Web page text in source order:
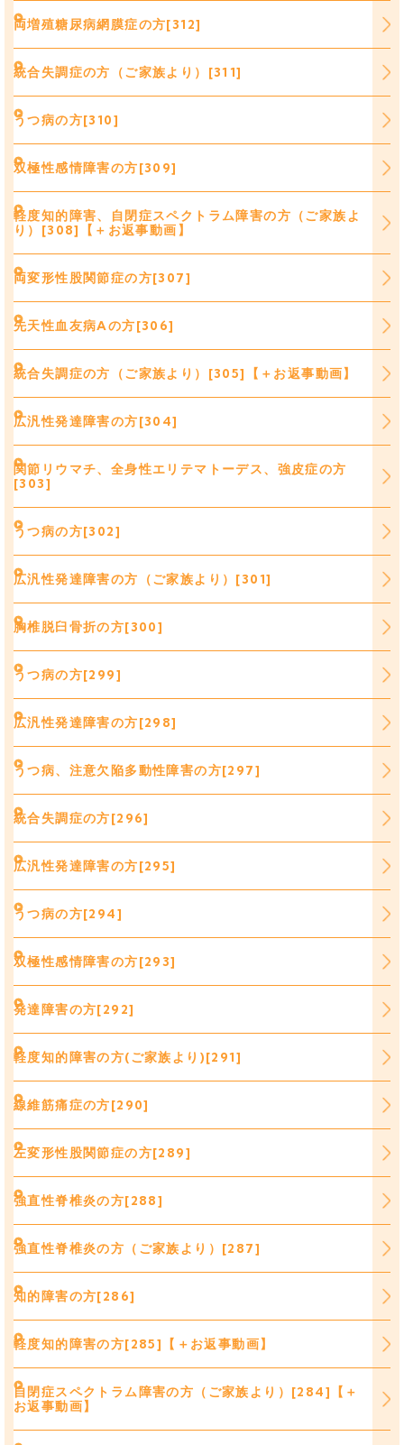
両増殖糖尿病網膜症の方[312]
統合失調症の方（ご家族より）[311]
うつ病の方[310]
双極性感情障害の方[309]
軽度知的障害、自閉症スペクトラム障害の方（ご家族よ
り）[308]【＋お返事動画】
両変形性股関節症の方[307]
先天性血友病Aの方[306]
統合失調症の方（ご家族より）[305]【＋お返事動画】
広汎性発達障害の方[304]
関節リウマチ、全身性エリテマトーデス、強皮症の方
[303]
うつ病の方[302]
広汎性発達障害の方（ご家族より）[301]
胸椎脱臼骨折の方[300]
うつ病の方[299]
広汎性発達障害の方[298]
うつ病、注意欠陥多動性障害の方[297]
統合失調症の方[296]
広汎性発達障害の方[295]
うつ病の方[294]
双極性感情障害の方[293]
発達障害の方[292]
軽度知的障害の方(ご家族より)[291]
線維筋痛症の方[290]
左変形性股関節症の方[289]
強直性脊椎炎の方[288]
強直性脊椎炎の方（ご家族より）[287]
知的障害の方[286]
軽度知的障害の方[285]【＋お返事動画】
自閉症スペクトラム障害の方（ご家族より）[284]【＋
お返事動画】